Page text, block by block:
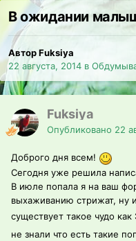
В ожидании
Автор Fuksiya
22 августа, 2014 в
Fuksiya
Опубликовано 22
Доброго дня всем!
Сегодня уже решила
В июле попала я на ваш
выхаживанию стрижат, ну
существует такое чудо как
не знали что есть такие